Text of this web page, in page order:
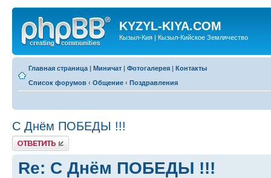
KYZYL-KIYA.COM
Кызыл-Кия | Кызыл-Кийское Землячество
Главная страница | Миничат | Фотогалерея | Контакты
Список форумов ‹ Общение ‹ Поздравления
С Днём ПОБЕДЫ !!!
Ответить
Re: С Днём ПОБЕДЫ !!!